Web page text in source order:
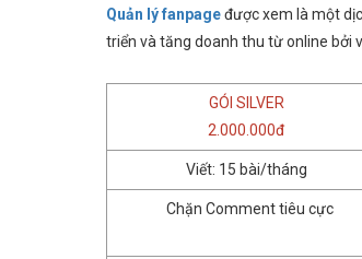
Quản lý fanpageđược xem là một
triển và tăng doanh thu từ online bởi
GÓI SILVER
2.000.000đ
Viết: 15 bài/tháng
Chặn Comment tiêu cực